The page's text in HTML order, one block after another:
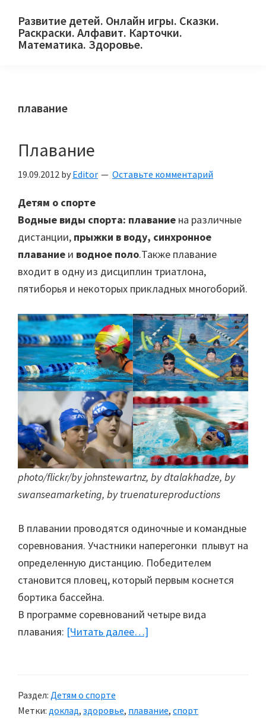
primary
main
primary
Развитие детей. Онлайн игры. Сказки.
Раскраски. Алфавит. Карточки.
Математика. Здоровье.
и
родителей.
плавание
Плавание
19.09.2012 by Editor Оставьте комментарий
Детям о спорте
Водные виды спорта: плавание на различные
дистанции, прыжки в воду, синхронное
плавание и водное поло.Также плавание
входит в одну из дисциплин триатлона,
пятиборья и некоторых прикладных многоборий.
photo/flickr/by johnstewartnz, by dtalakhadze, by
swanseamarketing, by truenatureproductions
В плавании проводятся одиночные и командные
соревнования. Участники наперегонки плывут на
определенную дистанцию. Победителем
становится пловец, который первым коснется
бортика бассейна.
В программе соревнований четыре вида
плавания: [Читать далее…]
Раздел: Детям о спорте
Метки: доклад, здоровье, плавание, спорт